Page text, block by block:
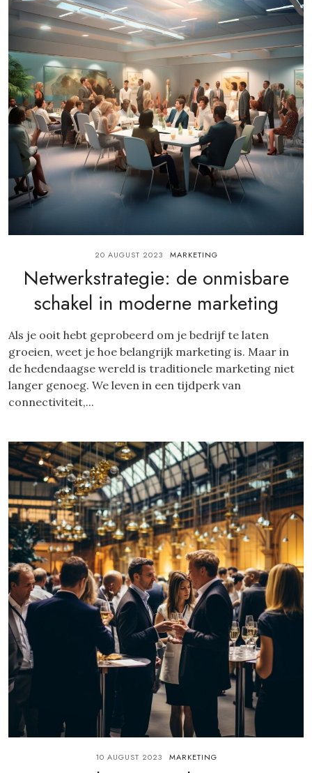
20 AUGUST 2023 MARKETING
Netwerkstrategie: de onmisbare
schakel in moderne marketing
Als je ooit hebt geprobeerd om je bedrijf te laten
groeien, weet je hoe belangrijk marketing is. Maar in
de hedendaagse wereld is traditionele marketing niet
langer genoeg. We leven in een tijdperk van
connectiviteit,...
10 AUGUST 2023 MARKETING